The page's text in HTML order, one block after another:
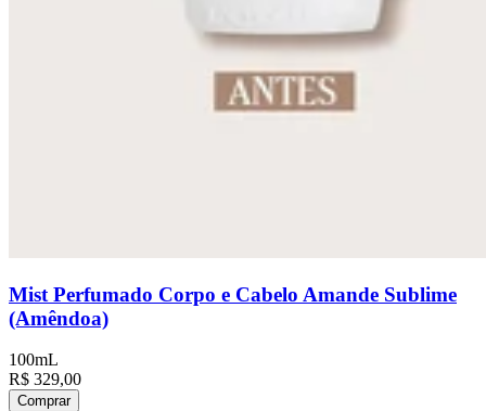
Mist Perfumado Corpo e Cabelo Amande Sublime
(Amêndoa)
100mL
R$ 329,00
Comprar